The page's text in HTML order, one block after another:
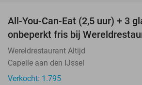
All-You-Can-Eat (2,5 uur) + 3
onbeperkt fris bij
Wereldrestaurant Altijd
Capelle aan den IJssel
Verkocht: 1.795